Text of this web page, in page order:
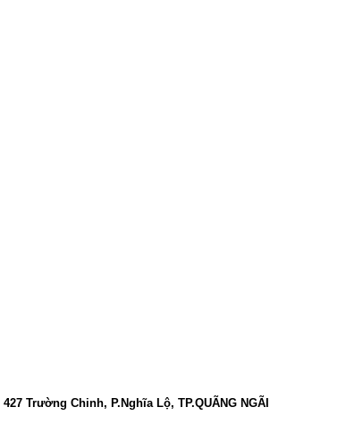
427 Trường Chinh, P.Nghĩa Lộ, TP.QUÃNG NGÃI